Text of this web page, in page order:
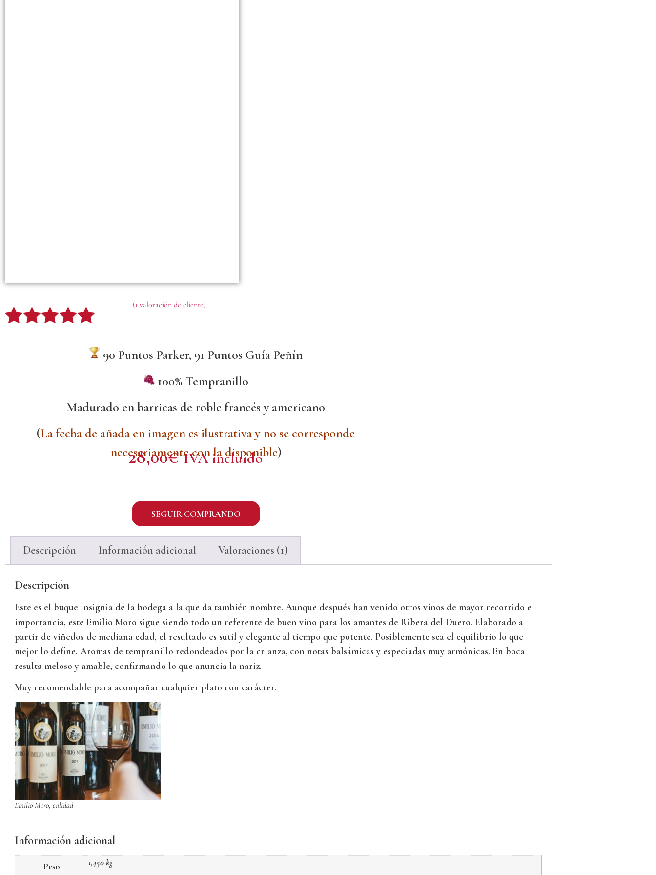
de
de un
cliente
(1 valoración de cliente)
90 Puntos Parker, 91 Puntos Guía Peñín
100% Tempranillo
Madurado en barricas de roble francés y americano
(La fecha de añada en imagen es ilustrativa y no se corresponde
necesariamente con la disponible)
28,00€ IVA incluído
SEGUIR COMPRANDO
Descripción Información adicional Valoraciones (1)
Descripción
Este es el buque insignia de la bodega a la que da también nombre. Aunque después han venido otros vinos de mayor recorrido e
importancia, este Emilio Moro sigue siendo todo un referente de buen vino para los amantes de Ribera del Duero. Elaborado a
partir de viñedos de mediana edad, el resultado es sutil y elegante al tiempo que potente. Posiblemente sea el equilibrio lo que
mejor lo define. Aromas de tempranillo redondeados por la crianza, con notas balsámicas y especiadas muy armónicas. En boca
resulta meloso y amable, confirmando lo que anuncia la nariz.
Muy recomendable para acompañar cualquier plato con carácter.
Emilio Moro, calidad
Información adicional
Peso 1,450 kg